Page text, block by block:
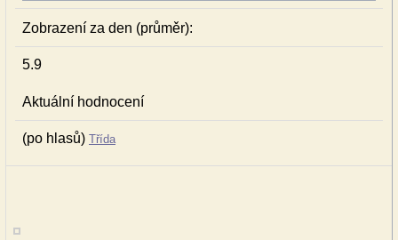
Zobrazení za den (průměr):
5.9
Aktuální hodnocení
(po hlasů) Třída